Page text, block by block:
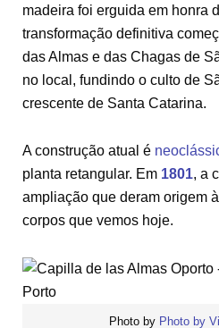
madeira foi erguida em honra
transformação definitiva
das Almas e das Chagas de
no local, fundindo o culto de
crescente de Santa Catarina.
A construção atual é
planta retangular. Em 1801, a
ampliação que deram origem
corpos que vemos hoje.
Photo by Photo by